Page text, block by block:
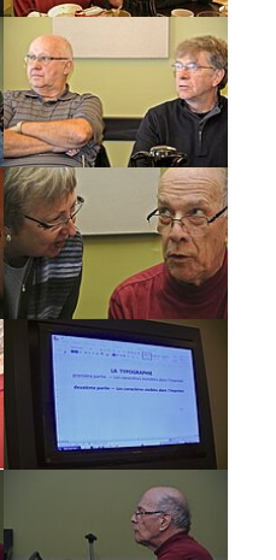
Show larger version
Show larger version
Show larger version
Show larger version